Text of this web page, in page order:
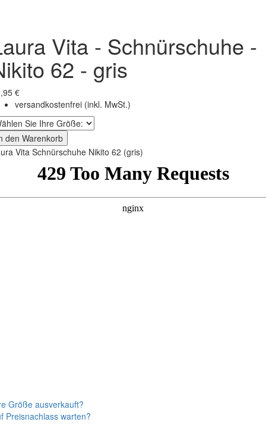
Vita - Schnürschuhe -
62 - gris
€
versandkostenfrei (inkl. MwSt.)
den Warenkorb
Vita Schnürschuhe Nikito 62 (gris)
Größe ausverkauft?
Preisnachlass warten?